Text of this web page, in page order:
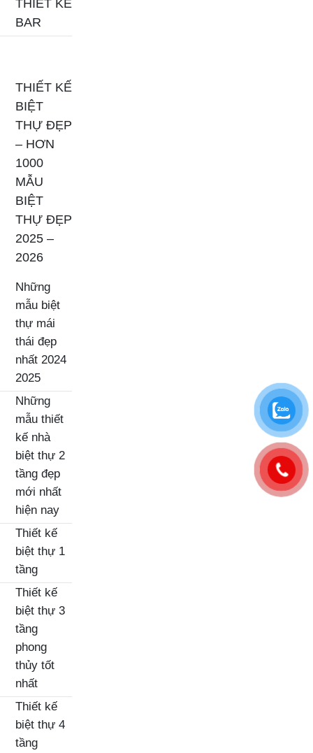
THIẾT KẾ
BAR
THIẾT KẾ
BIỆT
THỰ ĐẸP
– HƠN
1000
MẪU
BIỆT
THỰ ĐẸP
2025 –
2026
Những
mẫu biệt
thự mái
thái đẹp
nhất 2024
2025
Những
mẫu thiết
kế nhà
biệt thự 2
tầng đẹp
mới nhất
hiện nay
Thiết kế
biệt thự 1
tầng
Thiết kế
biệt thự 3
tầng
phong
thủy tốt
nhất
Thiết kế
biệt thự 4
tầng